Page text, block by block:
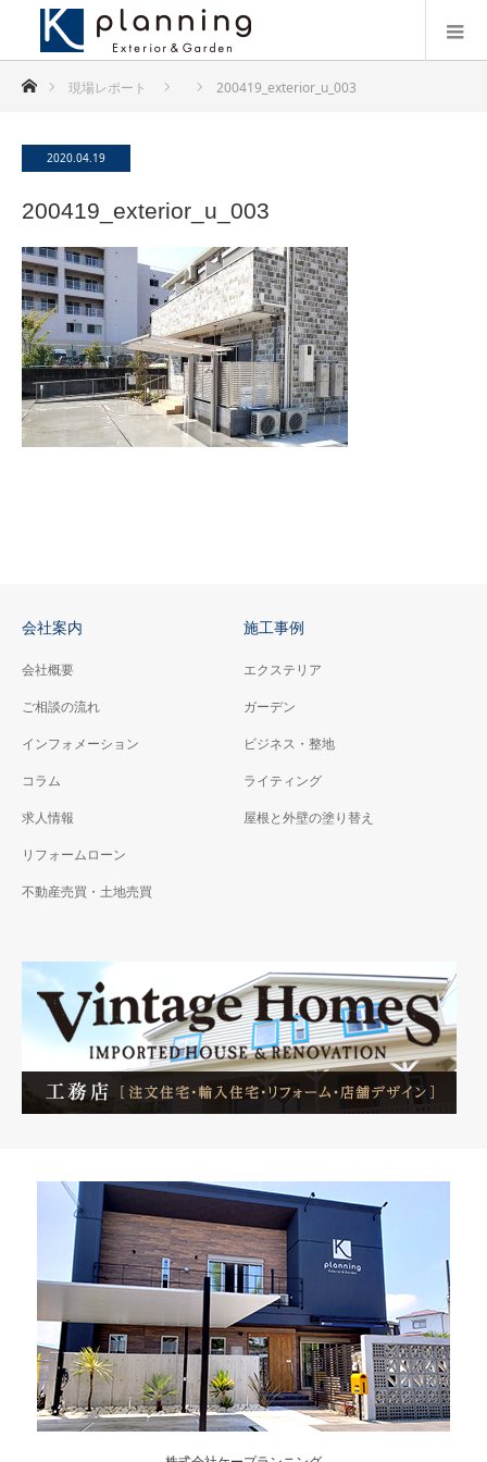
ホーム現場レポート 200419_exterior_u_003
2020.04.19
200419_exterior_u_003
会社案内
会社概要
ご相談の流れ
インフォメーション
コラム
求人情報
リフォームローン
不動産売買・土地売買
施工事例
エクステリア
ガーデン
ビジネス・整地
ライティング
屋根と外壁の塗り替え